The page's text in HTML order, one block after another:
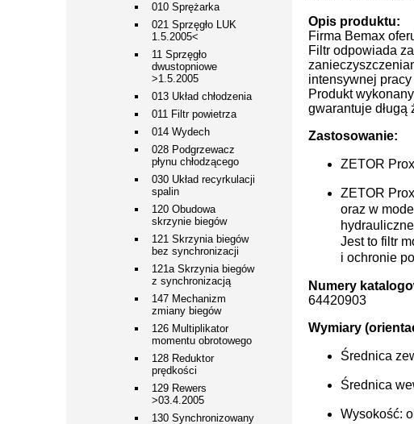
010 Sprężarka
021 Sprzęgło LUK
1.5.2005<
11 Sprzęgło
dwustopniowe
>1.5.2005
013 Układ chłodzenia
011 Filtr powietrza
014 Wydech
028 Podgrzewacz
płynu chłodzącego
030 Układ recyrkulacji
spalin
120 Obudowa
skrzynie biegów
121 Skrzynia biegów
bez synchronizacji
121a Skrzynia biegów
z synchronizacją
147 Mechanizm
zmiany biegów
126 Multiplikator
momentu obrotowego
128 Reduktor
prędkości
129 Rewers
>03.4.2005
130 Synchronizowany
Opis produktu:
Firma Bemax
Filtr odpowiada
intensywnej
Produkt
gwarantuje długą
Zastosowanie:
ZETOR
ZETOR
oraz w
Jest to filtr
i ochronie
Numery
64420903
Wymiary
Średnica
Średnica
Wysokość: